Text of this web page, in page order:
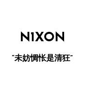
N1XON
“未妨惆怅是清狂”